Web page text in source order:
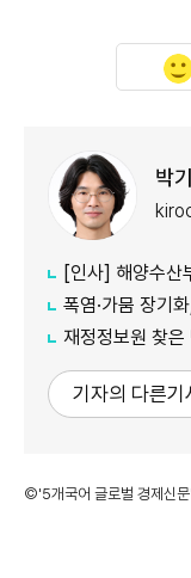
박
[인사] 해양수산
폭염·가뭄 장기
재정정보원 찾은 박
기자의 다른기
©'5개국어 글로벌 경제신문